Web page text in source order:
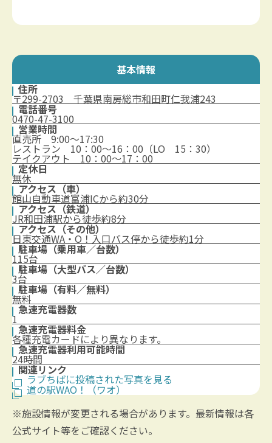
基本情報
住所
〒299-2703 千葉県南房総市和田町仁我浦243
電話番号
0470-47-3100
営業時間
直売所 9:00～17:30
レストラン 10：00～16：00（LO 15：30）
テイクアウト 10：00～17：00
定休日
無休
アクセス（車）
館山自動車道富浦ICから約30分
アクセス（鉄道）
JR和田浦駅から徒歩約8分
アクセス（その他）
日東交通WA・O！入口バス停から徒歩約1分
駐車場（乗用車／台数）
115台
駐車場（大型バス／台数）
3台
駐車場（有料／無料）
無料
急速充電器数
1
急速充電器料金
各種充電カードにより異なります。
急速充電器利用可能時間
24時間
関連リンク
ラブちばに投稿された写真を見る
道の駅WAO！（ワオ）
※施設情報が変更される場合があります。最新情報は各
公式サイト等をご確認ください。